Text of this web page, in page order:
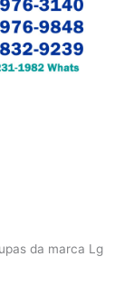
da marca Lg